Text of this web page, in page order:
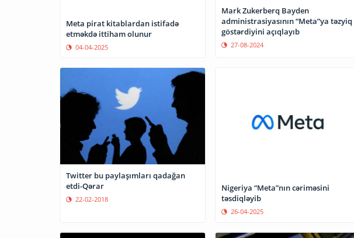
Meta pirat kitablardan istifadə
etməkdə ittiham olunur
04-04-2025
Mark Zukerberq Bayden
administrasiyasının “Meta”ya təzyiq
göstərdiyini açıqlayıb
27-08-2024
Twitter bu paylaşımları qadağan
etdi-Qərar
22-02-2018
Nigeriya “Meta”nın cəriməsini
təsdiqləyib
26-04-2025